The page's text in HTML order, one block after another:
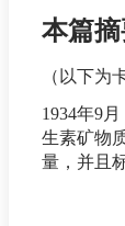
本篇
（以下为
1934年9
生素矿物
量，并且